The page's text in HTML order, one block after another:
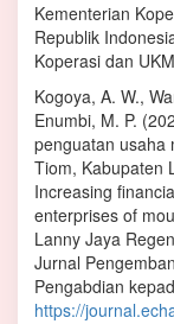
Kementerian
Republik
Koperasi dan
Kogoya, A. W.,
Enumbi, M. P.
penguatan usaha
Tiom, Kabupaten
Increasing
enterprises of
Lanny Jaya
Jurnal
Pengabdian
https://